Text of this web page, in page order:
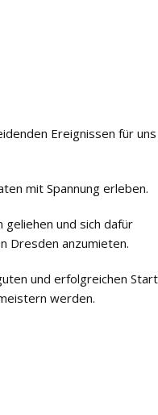
Ereignissen für uns
mit Spannung erleben.
geliehen und sich dafür
Dresden anzumieten.
und erfolgreichen Start
werden.